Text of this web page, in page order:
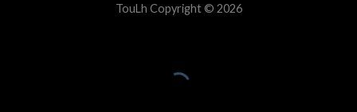
TouLh Copyright © 2026